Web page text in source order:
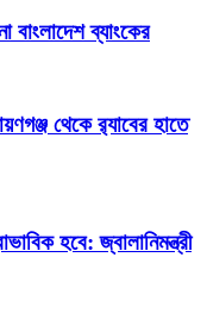
বাংলাদেশ ব্যাংকের
থেকে র‌্যাবের হাতে
হবে: জ্বালানিমন্ত্রী